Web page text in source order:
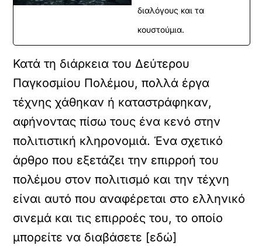
διαλόγους και τα
κουστούμια.
Κατά τη διάρκεια του Δεύτερου
Παγκοσμίου Πολέμου, πολλά έργα
τέχνης χάθηκαν ή καταστράφηκαν,
αφήνοντας πίσω τους ένα κενό στην
πολιτιστική κληρονομιά. Ένα σχετικό
άρθρο που εξετάζει την επιρροή του
πολέμου στον πολιτισμό και την τέχνη
είναι αυτό που αναφέρεται στο ελληνικό
σινεμά και τις επιρροές του, το οποίο
μπορείτε να διαβάσετε [εδώ]